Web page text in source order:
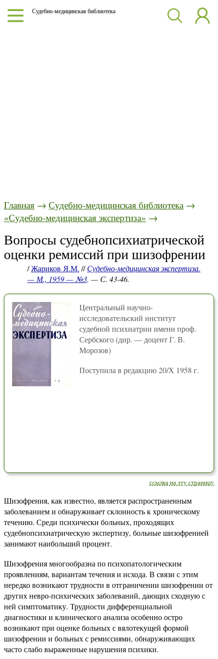
Судебно-медицинская библиотека
Главная → Судебно-медицинская библиотека →
«Судебно-медицинская экспертиза» →
Вопросы судебнопсихиатрической
оценки ремиссий при шизофрении
/Жариков Я.М. //Судебно-медицинская экспертиза.
— М., 1959 — №3. — С. 43-46.
Центральный научно-
исследовательский институт
судебной психиатрии имени проф.
Сербского (дир. — доцент Г. В.
Морозов)
Поступила в редакцию 20/Х 1958 г.
ссылка на эту страницу
Шизофрения, как известно, является распространенным
заболеванием и обнаруживает склонность к хроническому
течению. Среди психически больных, проходящих
судебнопсихиатрическую экспертизу, больные шизофренией
занимают наибольший процент.
Шизофрения многообразна по психопатологическим
проявлениям, вариантам течения и исхода. В связи с этим
нередко возникают трудности в отграничении шизофрении от
других невро-психических заболеваний, дающих сходную с
ней симптоматику. Трудности дифференциальной
диагностики и клинического анализа особенно остро
возникают при оценке больных с вялотекущей формой
шизофрении и больных с ремиссиями, обнаруживающих
часто слабо выраженные нарушения психики.